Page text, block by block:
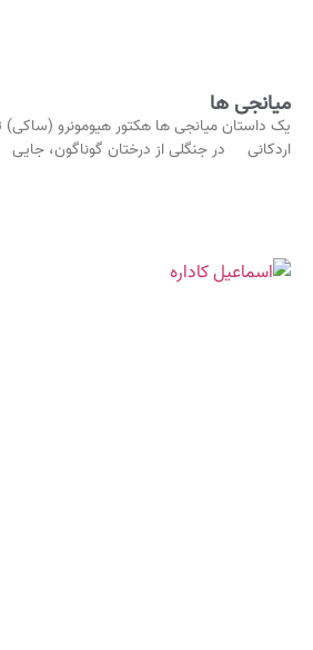
میانجی‌ ها
یک داستان میانجی‌ ها هکتور هیومونرو
اردکانی در جنگلی از درختان گوناگون، جایی